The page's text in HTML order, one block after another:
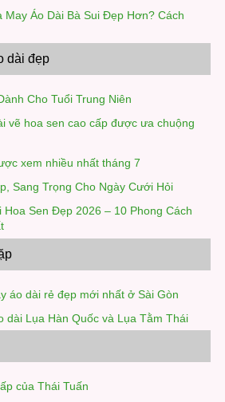
May Áo Dài Bà Sui Đẹp Hơn? Cách
dài đẹp
Cho Tuổi Trung Niên
vẽ hoa sen cao cấp được ưa chuộng
xem nhiều nhất tháng 7
Sang Trọng Cho Ngày Cưới Hỏi
Hoa Sen Đẹp 2026 – 10 Phong Cách
áo dài rẻ đẹp mới nhất ở Sài Gòn
dài Lụa Hàn Quốc và Lụa Tằm Thái
của Thái Tuấn